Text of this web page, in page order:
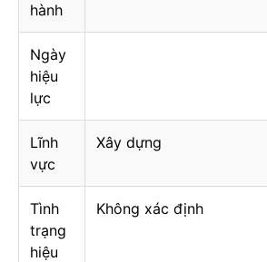
hành
Ngày
hiệu
lực
Lĩnh
vực
Xây dựng
Tình
trạng
hiệu
Không xác định